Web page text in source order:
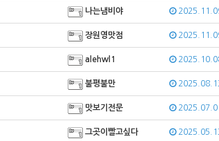
나는냄비야
장원영맛점
alehwl1
불평불만
맛보기전문
그곳이빨고싶다